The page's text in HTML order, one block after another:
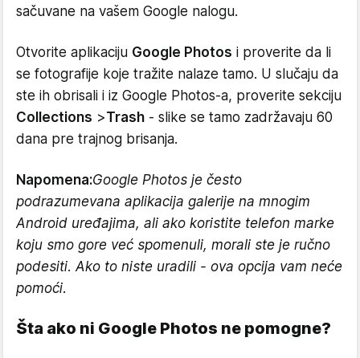
sačuvane na vašem Google nalogu.
Otvorite aplikaciju Google Photos i proverite da li
se fotografije koje tražite nalaze tamo. U slučaju da
ste ih obrisali i iz Google Photos-a, proverite sekciju
Collections >Trash - slike se tamo zadržavaju 60
dana pre trajnog brisanja.
Napomena:Google Photos je često
podrazumevana aplikacija galerije na mnogim
Android uređajima, ali ako koristite telefon marke
koju smo gore već spomenuli, morali ste je ručno
podesiti. Ako to niste uradili - ova opcija vam neće
pomoći.
Šta ako ni Google Photos ne pomogne?